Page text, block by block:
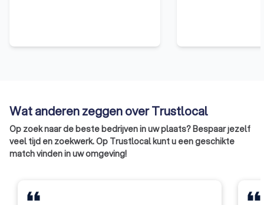
Wat anderen zeggen over Trustlocal
Op zoek naar de beste bedrijven in uw plaats? Bespaar jezelf
veel tijd en zoekwerk. Op Trustlocal kunt u een geschikte
match vinden in uw omgeving!